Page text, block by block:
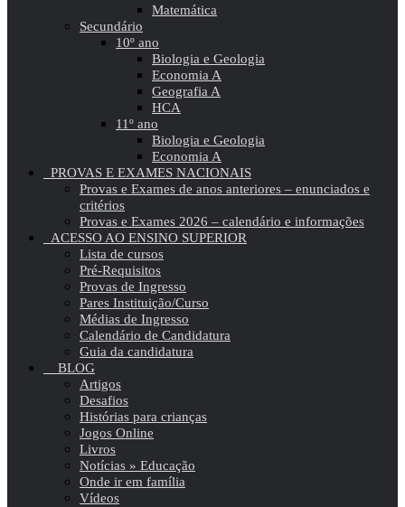
Matemática
Secundário
10º ano
Biologia e Geologia
Economia A
Geografia A
HCA
11º ano
Biologia e Geologia
Economia A
PROVAS E EXAMES NACIONAIS
Provas e Exames de anos anteriores – enunciados e
critérios
Provas e Exames 2026 – calendário e informações
ACESSO AO ENSINO SUPERIOR
Lista de cursos
Pré-Requisitos
Provas de Ingresso
Pares Instituição/Curso
Médias de Ingresso
Calendário de Candidatura
Guia da candidatura
BLOG
Artigos
Desafios
Histórias para crianças
Jogos Online
Livros
Notícias » Educação
Onde ir em família
Vídeos